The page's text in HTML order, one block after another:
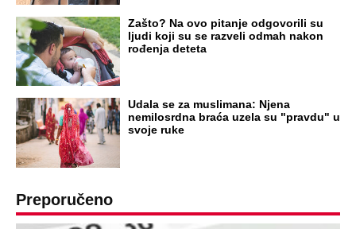
Zašto? Na ovo pitanje odgovorili su
ljudi koji su se razveli odmah nakon
rođenja deteta
Udala se za muslimana: Njena
nemilosrdna braća uzela su "pravdu" u
svoje ruke
Preporučeno